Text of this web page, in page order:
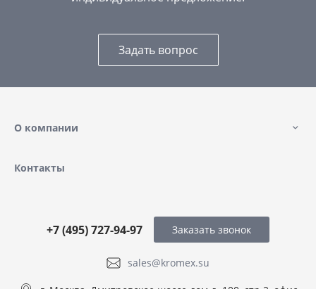
Задать вопрос
О компании
Контакты
sales@kromex.su
+7 (495) 727-94-97 Заказать звонок